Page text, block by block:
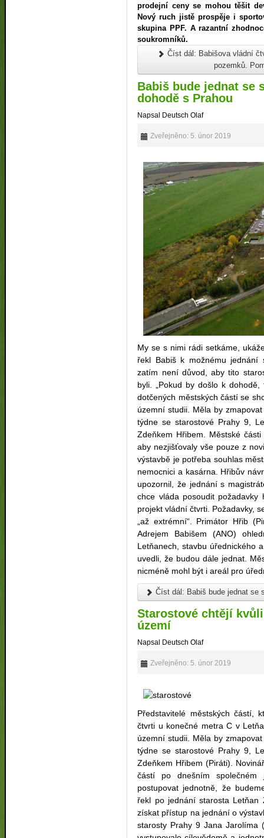
prodejní ceny se mohou těšit
Nový ruch jistě prospěje i
skupina PPF. A razantní
soukromníků.
Číst dál: Babišova vládní
pozemků.
Babiš bude jednat se
dohodě s Prahou
Napsal Deutsch Olaf
Zveřejněno: 5. únor 2019
My se s nimi rádi setkáme,
řekl Babiš k možnému jednání
zatím není důvod, aby tito
byli. „Pokud by došlo k
dotčených městských částí se
územní studii. Měla by
týdne se starostové Prahy 9,
Zdeňkem Hřibem. Městské
aby nezjišťovaly vše pouze z
výstavbě je potřeba souhlas
nemocnici a kasárna. Hřibův
upozornil, že jednání s
chce vláda posoudit
projekt vládní čtvrti. Požadavky,
„až extrémní“. Primátor Hřib
Adrejem Babišem (ANO)
Letňanech, stavbu úřednického
uvedli, že budou dále jednat.
nicméně mohl být i areál pro
Číst dál: Babiš bude jednat se
Starostové chtějí
území
Napsal Deutsch Olaf
Zveřejněno: 5. únor 2019
Představitelé městských částí,
čtvrti u konečné metra C v
územní studii. Měla by
týdne se starostové Prahy 9,
Zdeňkem Hřibem (Piráti).
částí po dnešním společném
postupovat jednotně, že
řekl po jednání starosta Letňan
získat přístup na jednání o
starosty Prahy 9 Jana Jarolíma